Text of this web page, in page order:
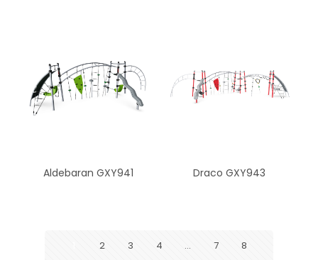
Aldebaran GXY941 Draco GXY943
2 3 4 … 7
8